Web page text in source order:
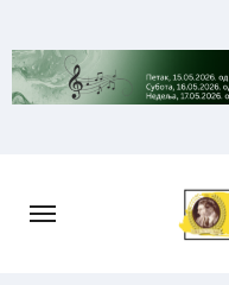
to
content